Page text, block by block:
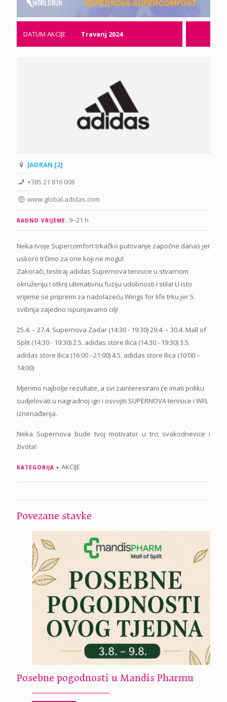
DATUM AKCIJE Travanj 2024
JADRAN [2]
+385 21 816 008
www.global.adidas.com
RADNO VRIJEME: 9–21 h
Neka tvoje Supercomfort trkačko putovanje započne danas jer
uskoro trčimo za one koji ne mogu!
Zakorači, testiraj adidas Supernova tenisice u stvarnom
okruženju i otkrij ultimativnu fuziju udobnosti i stila! U isto
vrijeme se pripremi za nadolazeću Wings for life trku jer 5.
svibnja zajedno ispunjavamo cilj!
25.4. – 27.4. Supernova Zadar (14:30 - 19:30) 29.4. – 30.4. Mall of
Split (14:30 - 19:30) 2.5. adidas store Ilica (14:30 - 19:30) 3.5.
adidas store Ilica (16:00 - 21:00) 4.5. adidas store Ilica (10:00 –
14:00)
Mjerimo najbolje rezultate, a svi zainteresirani će imati priliku
sudjelovati u nagradnoj igri i osvojiti SUPERNOVA tenisice i WFL
iznenađenja.
Neka Supernova bude tvoj motivator u trci svakodnevice i
života!
KATEGORIJA AKCIJE
Povezane stavke
Posebne pogodnosti u Mandis Pharmu